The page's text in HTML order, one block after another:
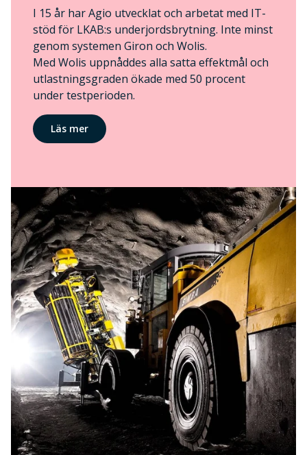
I 15 år har Agio utvecklat och arbetat med IT-
stöd för LKAB:s underjordsbrytning. Inte minst
genom systemen Giron och Wolis.
Med Wolis uppnåddes alla satta effektmål och
utlastningsgraden ökade med 50 procent
under testperioden.
Läs mer